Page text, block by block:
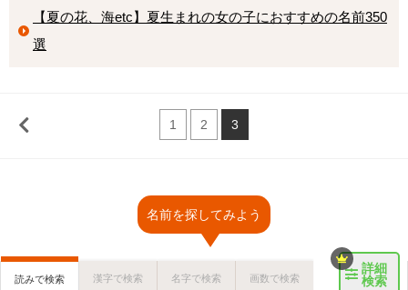
【夏の花、海etc】夏生まれの女の子におすすめの名前350
選
1 2 3
名前を探してみよう
詳細
検索
読みで検索 漢字で検索 名字で検索 画数で検索